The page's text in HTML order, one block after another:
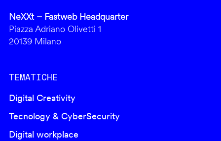
NeXXt – Fastweb Headquarter
Piazza Adriano Olivetti 1
20139 Milano
TEMATICHE
Digital Creativity
Tecnology & CyberSecurity
Digital workplace